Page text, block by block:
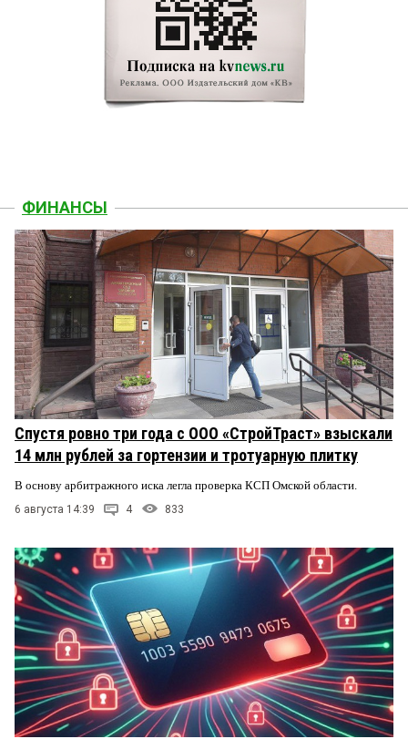
ФИНАНСЫ
Спустя ровно три года с ООО «СтройТраст» взыскали
14 млн рублей за гортензии и тротуарную плитку
В основу арбитражного иска легла проверка КСП Омской области.
6 августа 14:39 4 833